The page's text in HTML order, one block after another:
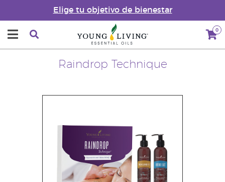
Elige tu objetivo de bienestar
0
Raindrop Technique